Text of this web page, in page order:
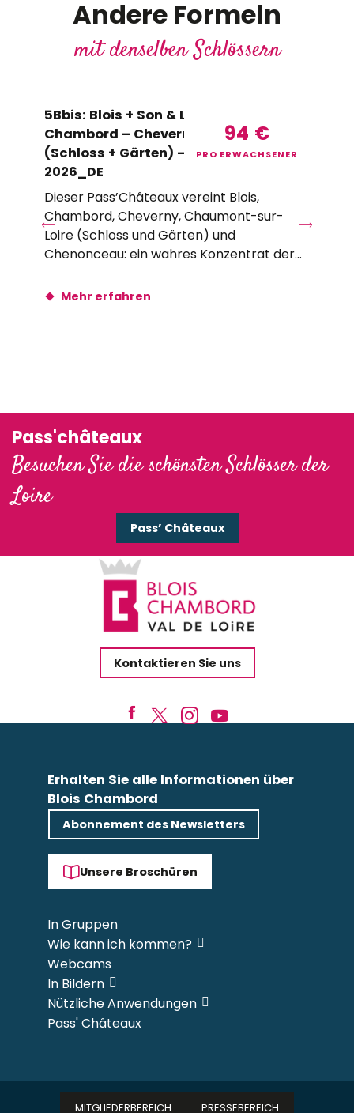
Andere Formeln
mit denselben Schlössern
94 €
PRO ERWACHSENER
5Bbis: Blois + Son & Lumière –
Chambord – Cheverny – Chaumont
(Schloss + Gärten) – Chenonceau
2026_DE
Dieser Pass’Châteaux vereint Blois,
Chambord, Cheverny, Chaumont-sur-
Loire (Schloss und Gärten) und
Chenonceau: ein wahres Konzentrat der
Mehr erfahren
Pass'châteaux
Besuchen Sie die schönsten Schlösser der
Loire
Pass’ Châteaux
Kontaktieren Sie uns
Erhalten Sie alle Informationen über
Blois Chambord
Abonnement des Newsletters
Unsere Broschüren
In Gruppen
Wie kann ich kommen?
Webcams
In Bildern
Nützliche Anwendungen
Pass' Châteaux
MITGLIEDERBEREICH PRESSEBEREICH